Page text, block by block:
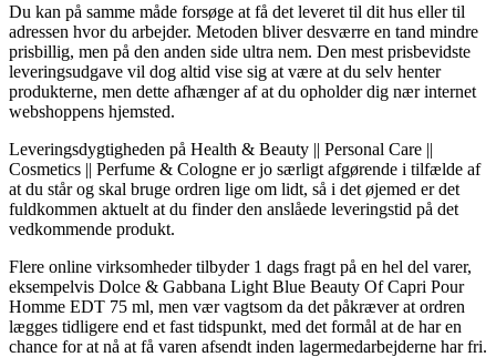
Du kan på samme måde forsøge at få det leveret til dit hus eller til
adressen hvor du arbejder. Metoden bliver desværre en tand mindre
prisbillig, men på den anden side ultra nem. Den mest prisbevidste
leveringsudgave vil dog altid vise sig at være at du selv henter
produkterne, men dette afhænger af at du opholder dig nær internet
webshoppens hjemsted.
Leveringsdygtigheden på Health & Beauty || Personal Care ||
Cosmetics || Perfume & Cologne er jo særligt afgørende i tilfælde af
at du står og skal bruge ordren lige om lidt, så i det øjemed er det
fuldkommen aktuelt at du finder den anslåede leveringstid på det
vedkommende produkt.
Flere online virksomheder tilbyder 1 dags fragt på en hel del varer,
eksempelvis Dolce & Gabbana Light Blue Beauty Of Capri Pour
Homme EDT 75 ml, men vær vagtsom da det påkræver at ordren
lægges tidligere end et fast tidspunkt, med det formål at de har en
chance for at nå at få varen afsendt inden lagermedarbejderne har fri.